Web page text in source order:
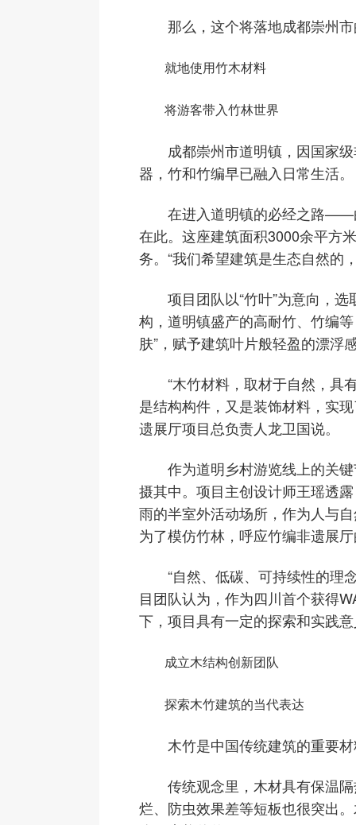
那么，这个将落地成都崇州市
就地使用竹木材料
将游客带入竹林世界
成都崇州市道明镇，因国家级
器，竹和竹编早已融入日常生活。
在进入道明镇的必经之路——白
在此。这座建筑面积3000余平方
务。“我们希望建筑是生态自然的
项目团队以“竹叶”为意向，选
构，道明镇盛产的高耐竹、竹编
肤”，赋予建筑叶片般轻盈的漂浮
“木竹材料，取材于自然，具
是结构构件，又是装饰材料，实
遗展厅项目总负责人龙卫国说。
作为道明乡村游览线上的关键
摄其中。项目主创设计师王瑶透
雨的半室外活动场所，作为人与
为了模仿竹林，呼应竹编非遗展
“自然、低碳、可持续性的理念
目团队认为，作为四川首个获得
下，项目具有一定的探索和实践
成立木结构创新团队
探索木竹建筑的当代表达
木竹是中国传统建筑的重要材
传统观念里，木材具有保温隔
烂、防虫效果差等短板也很突出